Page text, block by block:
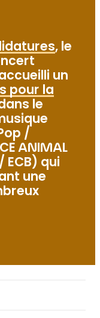
, le
un
pour la
le
/
ANIMAL
qui
une